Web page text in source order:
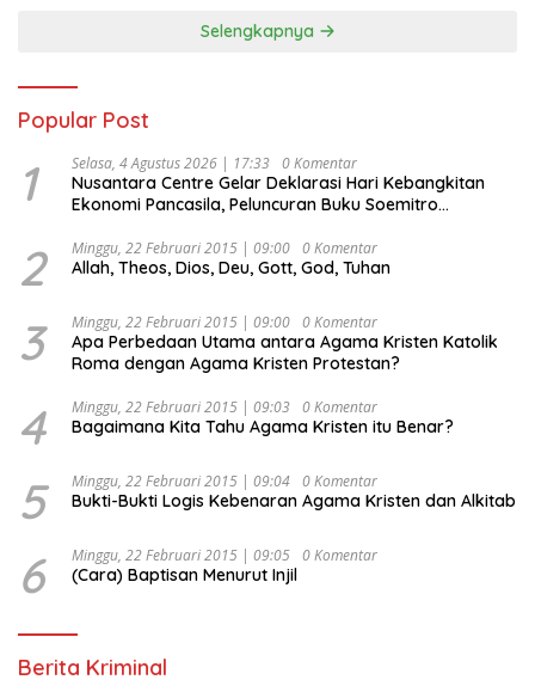
Selengkapnya
Popular Post
1 Selasa, 4 Agustus 2026 | 17:33 0 Komentar
Nusantara Centre Gelar Deklarasi Hari Kebangkitan
Ekonomi Pancasila, Peluncuran Buku Soemitro
Ekonomi Politik Indonesia) & Simposium Nasional
“Urgensi Undang-Undang Perekonomian Nasional dan
Indonesia Emas 2045”,
2 Minggu, 22 Februari 2015 | 09:00 0 Komentar
Allah, Theos, Dios, Deu, Gott, God, Tuhan
3 Minggu, 22 Februari 2015 | 09:00 0 Komentar
Apa Perbedaan Utama antara Agama Kristen Katolik
Roma dengan Agama Kristen Protestan?
4 Minggu, 22 Februari 2015 | 09:03 0 Komentar
Bagaimana Kita Tahu Agama Kristen itu Benar?
5 Minggu, 22 Februari 2015 | 09:04 0 Komentar
Bukti-Bukti Logis Kebenaran Agama Kristen dan Alkitab
6 Minggu, 22 Februari 2015 | 09:05 0 Komentar
(Cara) Baptisan Menurut Injil
Berita Kriminal